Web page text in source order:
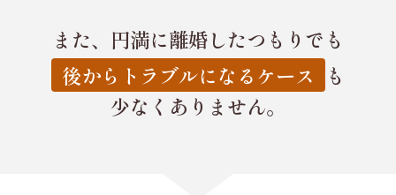
また、円満に離婚したつもりでも
後からトラブルになるケース
も
少なくありません。